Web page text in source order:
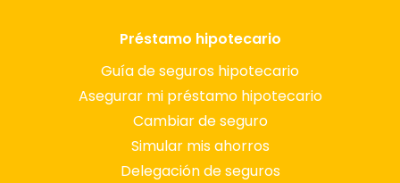
Préstamo hipotecario
Guía de seguros hipotecario
Asegurar mi préstamo hipotecario
Cambiar de seguro
Simular mis ahorros
Delegación de seguros